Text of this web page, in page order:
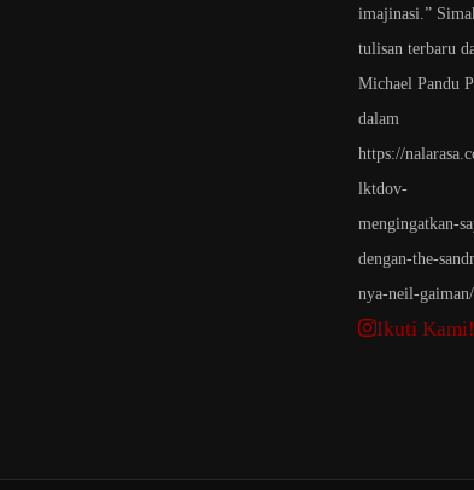
Ikuti Kami!